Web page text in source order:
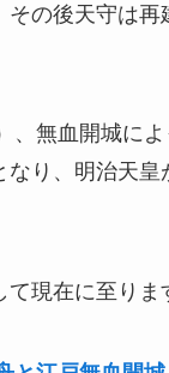
その後天守は再
、無血開城に
なり、明治天皇
現在に至りま